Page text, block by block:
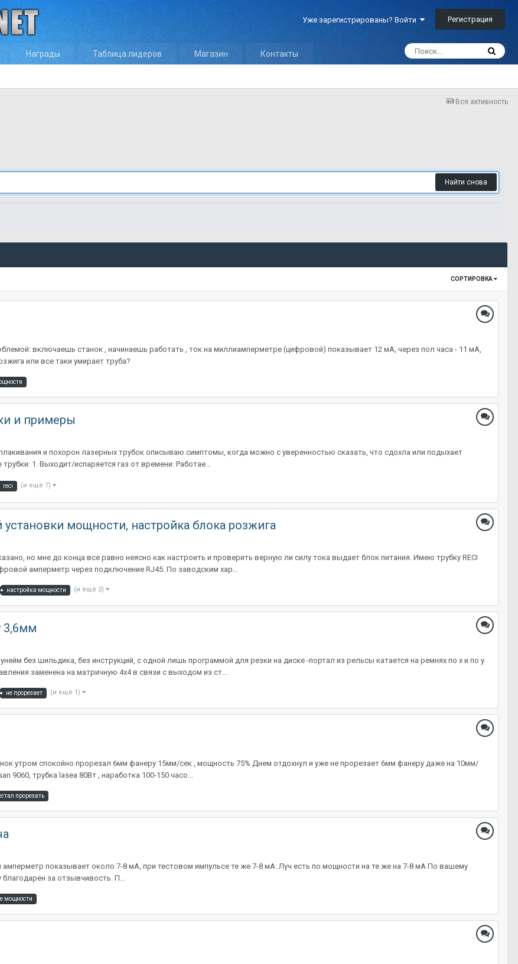
Уже зарегистрированы? Войти Регистрация
Награды Таблица лидеров Магазин Контакты
Вся активность
Найти снова
СОРТИРОВКА
включаешь станок , начинаешь работать , ток на миллиамперметре (цифровой) показывает 12 мА, через пол часа - 11 мА,
или все таки умирает труба?
и примеры
и похорон лазерных трубок описываю симптомы, когда можно с уверенностью сказать, что сдохла или подыхает
1. Выходит/испаряется газ от времени. Работае...
reci (и ещё 7)
мощности, настройка блока розжига
но мне до конца все равно неясно как настроить и проверить верную ли силу тока выдает блок питания. Имею трубку RECI
амперметр через подключение RJ45. По заводским хар...
настройка мощности (и ещё 2)
3,6мм
без шильдика, без инструкций, с одной лишь программой для резки на диске -портал из рельсы катается на ремнях по x и по y
заменена на матричную 4х4 в связи с выходом из ст...
не прорезает (и ещё 1)
утром спокойно прорезал 6мм фанеру 15мм/сек , мощность 75% Днем отдохнул и уже не прорезает 6мм фанеру даже на 10мм/
9060, трубка lasea 80Вт , наработка 100-150 часо...
прорезать
показывает около 7-8 мА, при тестовом импульсе те же 7-8 мА. Луч есть по мощности на те же на 7-8 мА По вашему
благодарен за отзывчивость. П...
мощности